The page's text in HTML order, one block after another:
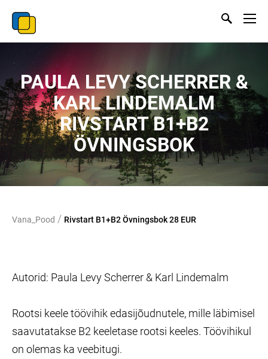
PAULA LEVY SCHERRER &
KARL LINDEMALM
RIVSTART B1+B2
ÖVNINGSBOK
Vana_Pood / Rivstart B1+B2 Övningsbok 28 EUR
Autorid: Paula Levy Scherrer & Karl Lindemalm
Rootsi keele töövihik edasijõudnutele, mille läbimisel
saavutatakse B2 keeletase rootsi keeles. Töövihikul
on olemas ka veebitugi.